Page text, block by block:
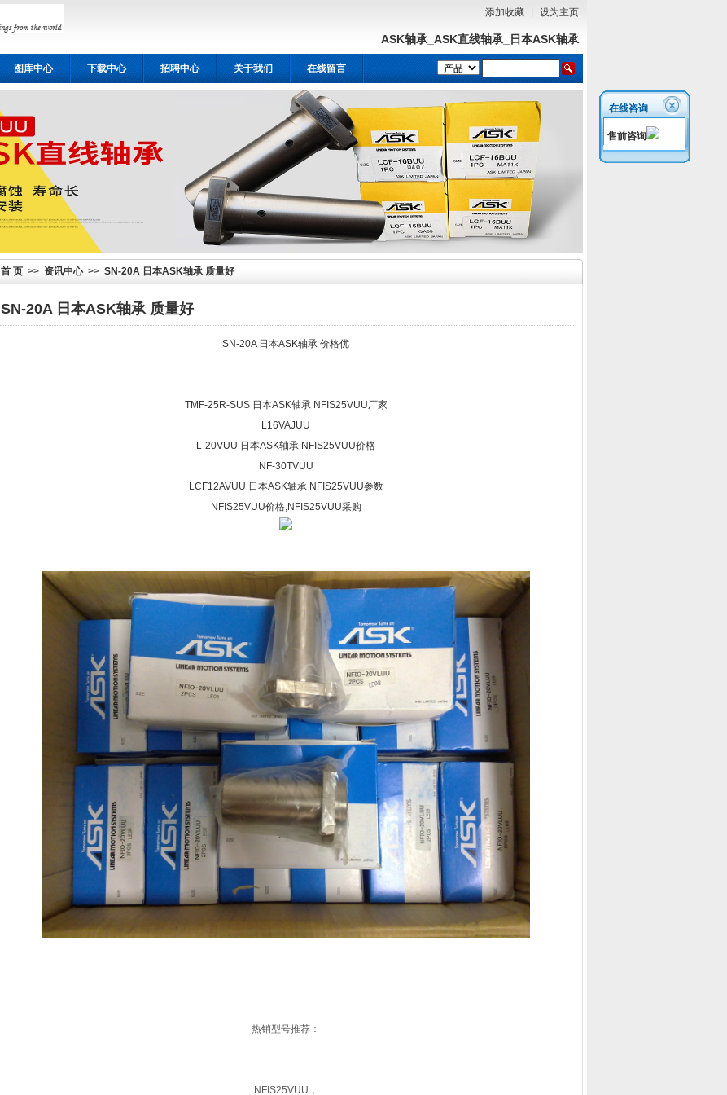
添加收藏 设为主页
ASK轴承_ASK直线轴承_日本ASK轴承
图库中心 下载中心 招聘中心 关于我们 在线留言
首 页 >> 资讯中心>> SN-20A 日本ASK轴承 质量好
SN-20A 日本ASK轴承 质量好
SN-20A 日本ASK轴承 价格优
TMF-25R-SUS 日本ASK轴承 NFIS25VUU厂家
L16VAJUU
L-20VUU 日本ASK轴承 NFIS25VUU价格
NF-30TVUU
LCF12AVUU 日本ASK轴承 NFIS25VUU参数
NFIS25VUU价格,NFIS25VUU采购
热销型号推荐：
NFIS25VUU，
在线咨询
售前咨询